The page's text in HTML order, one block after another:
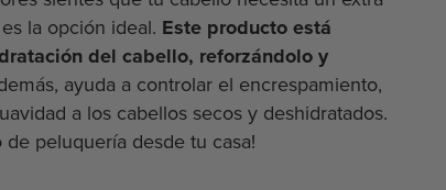
la opción ideal. Este producto está
del cabello, reforzándolo y
ayuda a controlar el encrespamiento,
a los cabellos secos y deshidratados.
de peluquería desde tu casa!